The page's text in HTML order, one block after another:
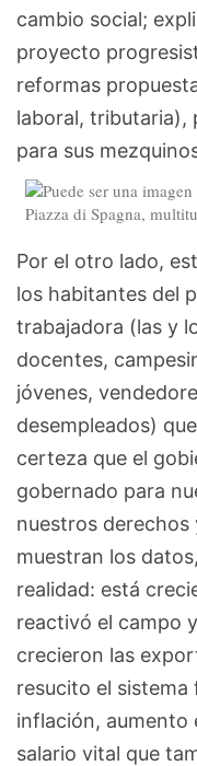
cambio social;
proyecto
reformas
laboral, tributaria),
para sus
Por el otro lado,
los habitantes del
trabajadora (las y
docentes,
jóvenes,
desempleados)
certeza que el
gobernado para
nuestros derechos
muestran los
realidad: está
reactivó el campo
crecieron las
resucito el
inflación, aumento
salario vital que